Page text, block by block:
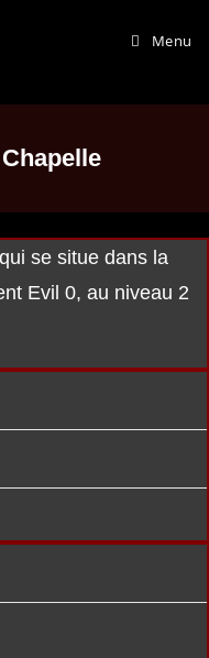
Menu
se situe dans la
Evil 0, au niveau 2